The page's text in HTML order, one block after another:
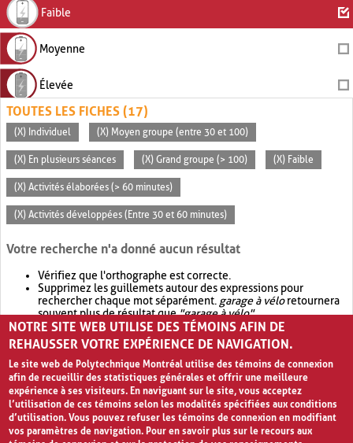
Faible
Moyenne
Élevée
TOUTES LES FICHES (17)
(X) Individuel (X) Moyen groupe (entre 30 et 100)
(X) En plusieurs séances (X) Grand groupe (> 100) (X) Faible
(X) Activités élaborées (> 60 minutes)
(X) Activités développées (Entre 30 et 60 minutes)
Votre recherche n'a donné aucun résultat
Vérifiez que l'orthographe est correcte.
Supprimez les guillemets autour des expressions pour
rechercher chaque mot séparément. garage à véloretournera
souvent plus de résultat que"garage à vélo".
Envisagez d'élargir votre recherche avec OR.garage OR vélo
retournera souvent plus de résultat quegarage à vélo
NOTRE SITE WEB UTILISE DES TÉMOINS AFIN DE
REHAUSSER VOTRE EXPÉRIENCE DE NAVIGATION.
Le site web de Polytechnique Montréal utilise des témoins de connexion
afin de recueillir des statistiques générales et offrir une meilleure
expérience à ses visiteurs. En naviguant sur le site, vous acceptez
l’utilisation de ces témoins selon les modalités spécifiées aux conditions
d’utilisation. Vous pouvez refuser les témoins de connexion en modifiant
vos paramètres de navigation. Pour en savoir plus sur le recours aux